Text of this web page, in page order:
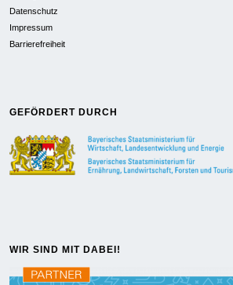
Datenschutz
Impressum
Barrierefreiheit
GEFÖRDERT DURCH
WIR SIND MIT DABEI!